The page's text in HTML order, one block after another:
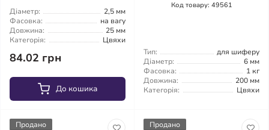
Діаметр:
2,5 мм
Фасовка:
на вагу
Довжина:
25 мм
Категорія:
Цвяхи
84.02 грн
До кошика
Код товару: 49561
Тип:
для шиферу
Діаметр:
6 мм
Фасовка:
1 кг
Довжина:
200 мм
Категорія:
Цвяхи
Продано Продано